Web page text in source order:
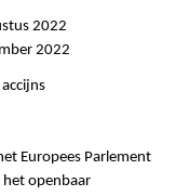
2022
2022
Europees Parlement
openbaar